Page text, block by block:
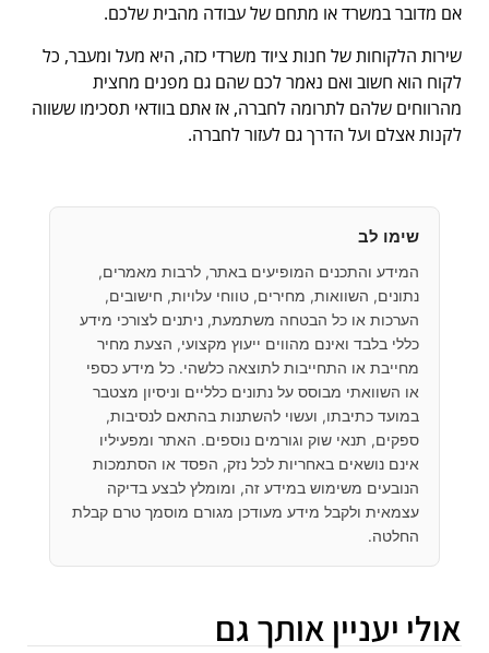
אם מדובר במשרד או מתחם של עבודה מהבית שלכם.
שירות הלקוחות של חנות ציוד משרדי כזה, היא מעל ומעבר, כל
לקוח הוא חשוב ואם נאמר לכם שהם גם מפנים מחצית
מהרווחים שלהם לתרומה לחברה, אז אתם בוודאי תסכימו ששווה
לקנות אצלם ועל הדרך גם לעזור לחברה.
שימו לב
המידע והתכנים המופיעים באתר, לרבות מאמרים,
נתונים, השוואות, מחירים, טווחי עלויות, חישובים,
הערכות או כל הבטחה משתמעת, ניתנים לצורכי מידע
כללי בלבד ואינם מהווים ייעוץ מקצועי, הצעת מחיר
מחייבת או התחייבות לתוצאה כלשהי. כל מידע כספי
או השוואתי מבוסס על נתונים כלליים וניסיון מצטבר
במועד כתיבתו, ועשוי להשתנות בהתאם לנסיבות,
ספקים, תנאי שוק וגורמים נוספים. האתר ומפעיליו
אינם נושאים באחריות לכל נזק, הפסד או הסתמכות
הנובעים משימוש במידע זה, ומומלץ לבצע בדיקה
עצמאית ולקבל מידע מעודכן מגורם מוסמך טרם קבלת
החלטה.
אולי יעניין אותך גם